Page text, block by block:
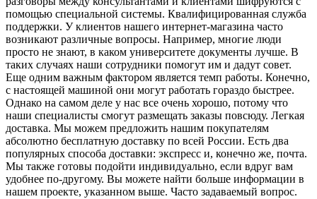
помощью специальной системы. Квалифицированная служба
поддержки. У клиентов нашего интернет-магазина часто
возникают различные вопросы. Например, многие люди
просто не знают, в каком университете документы лучше. В
таких случаях наши сотрудники помогут им и дадут совет.
Еще одним важным фактором является темп работы. Конечно,
с настоящей машиной они могут работать гораздо быстрее.
Однако на самом деле у нас все очень хорошо, потому что
наши специалисты смогут размещать заказы повсюду. Легкая
доставка. Мы можем предложить нашим покупателям
абсолютно бесплатную доставку по всей России. Есть два
популярных способа доставки: экспресс и, конечно же, почта.
Мы также готовы подойти индивидуально, если вдруг вам
удобнее по-другому. Вы можете найти больше информации в
нашем проекте, указанном выше. Часто задаваемый вопрос.